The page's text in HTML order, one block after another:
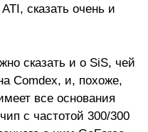
сказать очень и
сказать и о SiS, чей
Comdex, и, похоже,
все основания
с частотой 300/300